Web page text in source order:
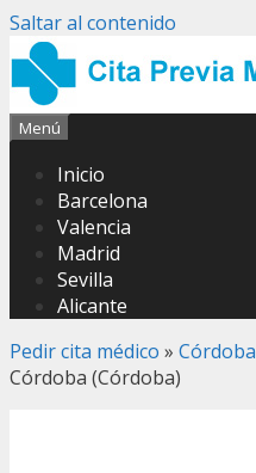
Saltar al contenido
Menú
Inicio
Barcelona
Valencia
Madrid
Sevilla
Alicante
Pedir cita médico » Córdoba
Córdoba (Córdoba)